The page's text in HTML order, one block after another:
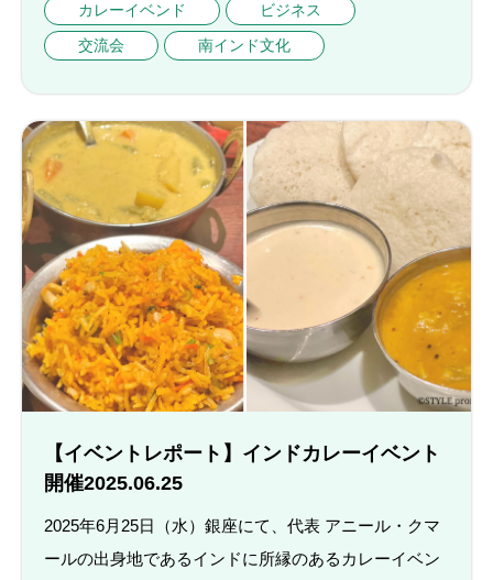
カレーイベンド
ビジネス
交流会
南インド文化
【イベントレポート】インドカレーイベント
開催2025.06.25
2025年6月25日（水）銀座にて、代表 アニール・クマ
ールの出身地であるインドに所縁のあるカレーイベン